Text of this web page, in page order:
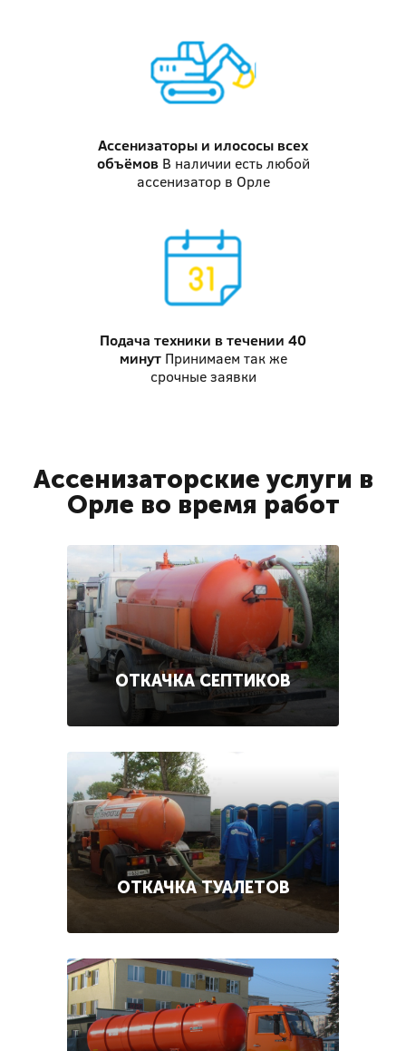
Ассенизаторы и илососы всех
объёмов В наличии есть любой
ассенизатор в Орле
Подача техники в течении 40
минут Принимаем так же
срочные заявки
Ассенизаторские услуги в
Орле во время работ
ОТКАЧКА СЕПТИКОВ
ОТКАЧКА ТУАЛЕТОВ